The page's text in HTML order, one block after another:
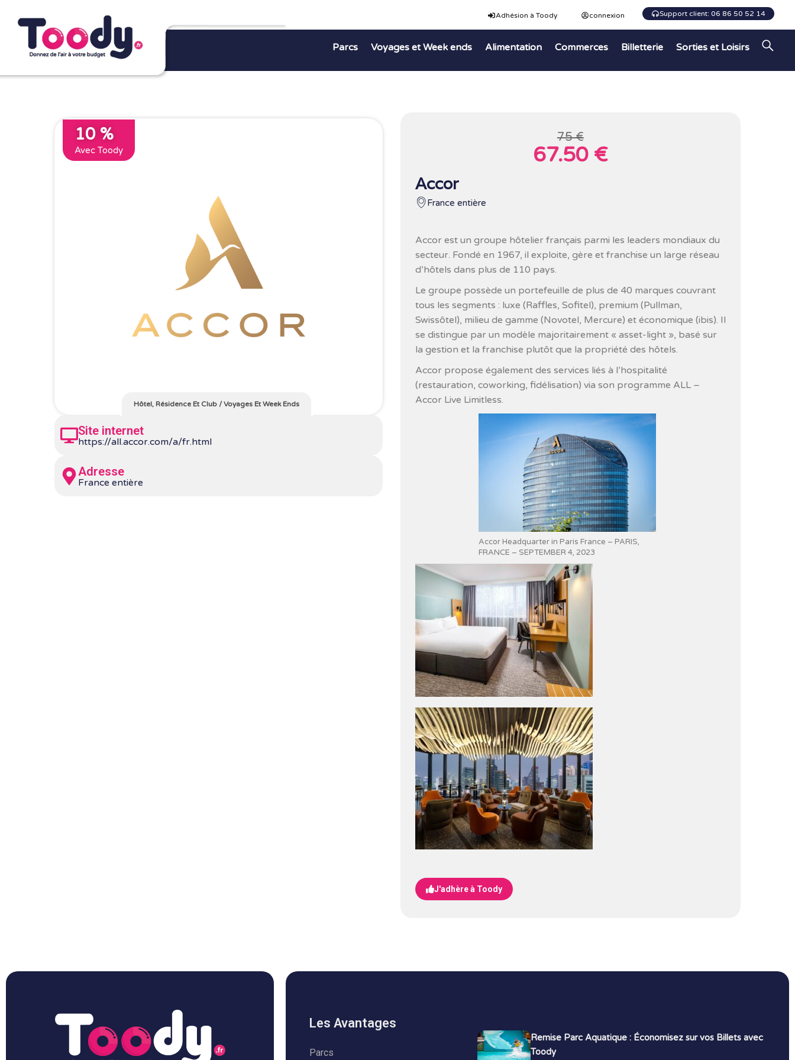
Adhésion à Toody connexion Support client: 06 86 50 52 14
Parcs Voyages et Week ends Alimentation Commerces Billetterie Sorties et Loisirs
10 %
Avec Toody
Hôtel, Résidence Et Club/Voyages Et Week Ends
Site internet
https://all.accor.com/a/fr.html
Adresse
France entière
75 €
67.50 €
Accor
France entière
Accorest un groupe hôtelier français parmi les leaders mondiaux du
secteur. Fondé en 1967, il exploite, gère et franchise un large réseau
d’hôtels dans plus de 110 pays.
Le groupe possède un portefeuille de plus de 40 marques couvrant
tous les segments : luxe (Raffles, Sofitel), premium (Pullman,
Swissôtel), milieu de gamme (Novotel, Mercure) et économique (ibis). Il
se distingue par un modèle majoritairement « asset-light », basé sur
la gestion et la franchise plutôt que la propriété des hôtels.
Accor propose également des services liés à l’hospitalité
(restauration, coworking, fidélisation) via son programme ALL –
Accor Live Limitless.
Accor Headquarter in Paris France – PARIS,
FRANCE – SEPTEMBER 4, 2023
J'adhère à Toody
Les Avantages
Parcs
Remise Parc Aquatique : Économisez sur vos Billets avec
Toody